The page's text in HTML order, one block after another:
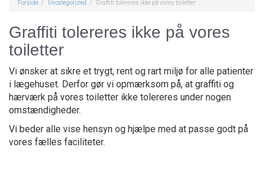
Forside Uncategorized Graffiti tolereres ikke på vores toiletter
Graffiti tolereres ikke på vores
toiletter
Vi ønsker at sikre et trygt, rent og rart miljø for alle patienter
i lægehuset. Derfor gør vi opmærksom på, at graffiti og
hærværk på vores toiletter ikke tolereres under nogen
omstændigheder.
Vi beder alle vise hensyn og hjælpe med at passe godt på
vores fælles faciliteter.